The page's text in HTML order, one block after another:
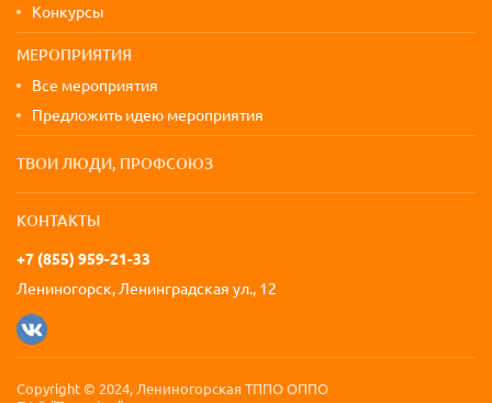
Конкурсы
МЕРОПРИЯТИЯ
Все мероприятия
Предложить идею мероприятия
ТВОИ ЛЮДИ, ПРОФСОЮЗ
КОНТАКТЫ
+7 (855) 959-21-33
Лениногорск, Ленинградская ул., 12
Copyright © 2024, Лениногорская ТППО ОППО